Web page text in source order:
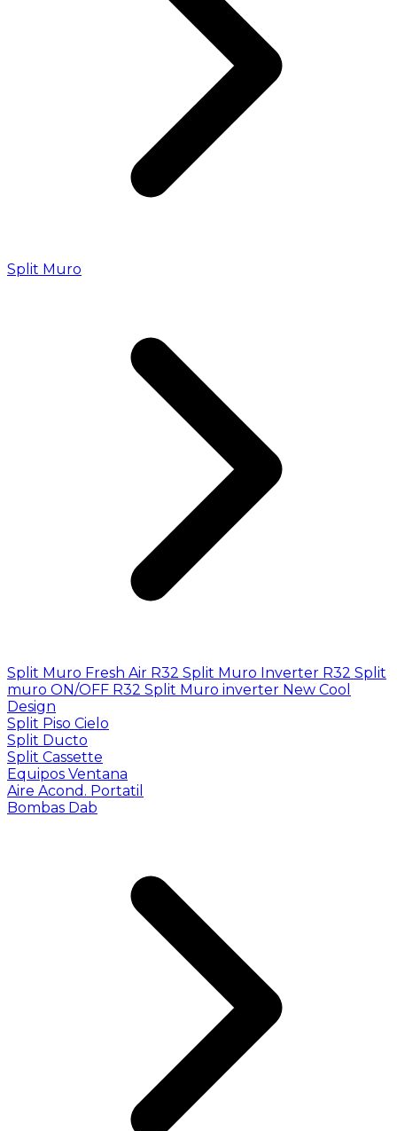
Split Muro
Split Muro Fresh Air R32 Split Muro Inverter R32 Split
muro ON/OFF R32 Split Muro inverter New Cool
Design
Split Piso Cielo
Split Ducto
Split Cassette
Equipos Ventana
Aire Acond. Portatil
Bombas Dab